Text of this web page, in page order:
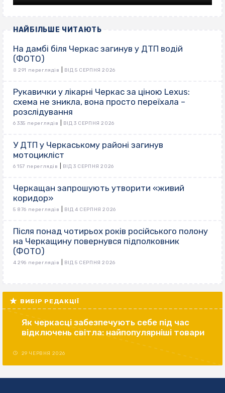
НАЙБІЛЬШЕ ЧИТАЮТЬ
На дамбі біля Черкас загинув у ДТП водій
(ФОТО)
8 291 переглядів ВІД 5 СЕРПНЯ 2026
Рукавички у лікарні Черкас за ціною Lexus:
схема не зникла, вона просто переїхала –
розслідування
6 335 переглядів ВІД 3 СЕРПНЯ 2026
У ДТП у Черкаському районі загинув
мотоцикліст
6 157 переглядів ВІД 3 СЕРПНЯ 2026
Черкащан запрошують утворити «живий
коридор»
5 876 переглядів ВІД 4 СЕРПНЯ 2026
Після понад чотирьох років російського полону
на Черкащину повернувся підполковник
(ФОТО)
4 296 переглядів ВІД 5 СЕРПНЯ 2026
ВИБІР РЕДАКЦІЇ
Як черкасці забезпечують себе під час
відключень світла: найпопулярніші товари
29 ЧЕРВНЯ 2026